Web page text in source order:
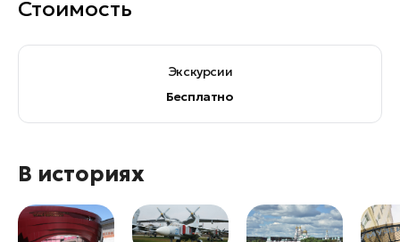
Стоимость
Экскурсии
Бесплатно
В историях